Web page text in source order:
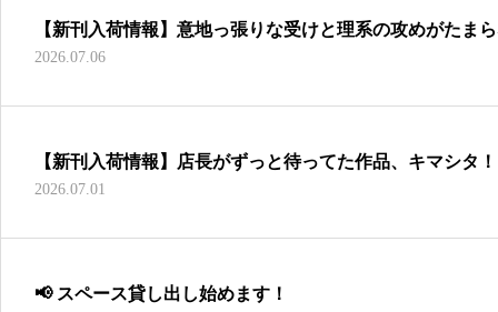
【新刊入荷情報】意地っ張りな受けと理系の攻めがたま
ー！
2026.07.06
【新刊入荷情報】店長がずっと待ってた作品、キマシタ！
2026.07.01
📢 スペース貸し出し始めます！